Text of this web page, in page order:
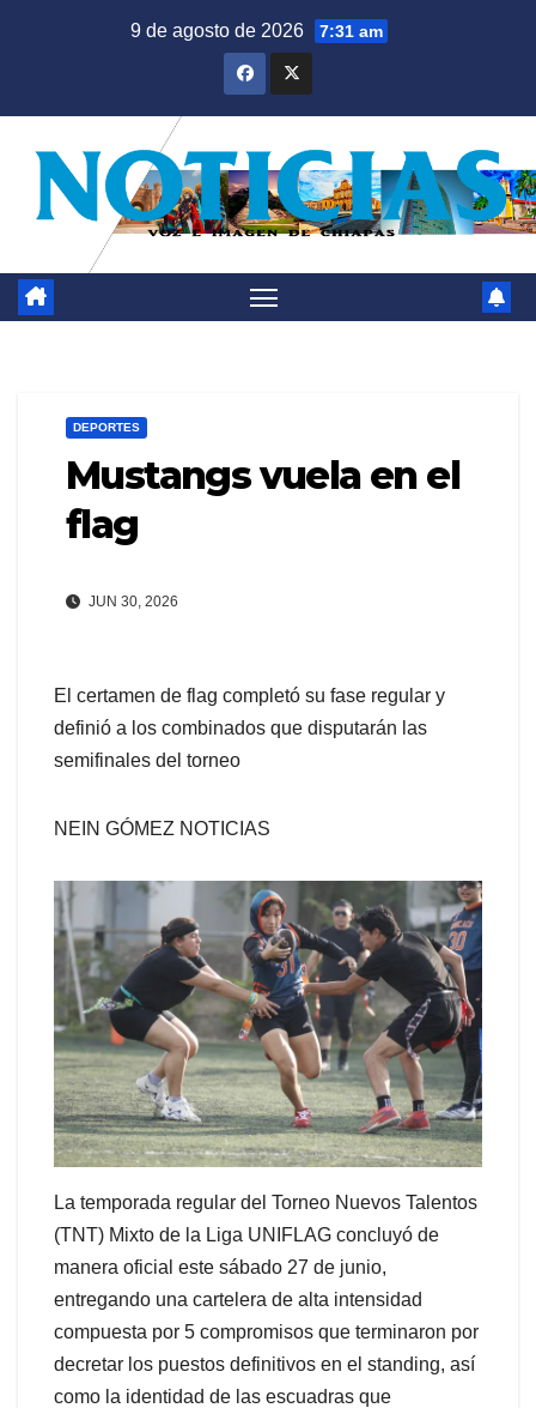
9 de agosto de 2026 7:31 am
DEPORTES
Mustangs vuela en el
flag
JUN 30, 2026
El certamen de flag completó su fase regular y
definió a los combinados que disputarán las
semifinales del torneo
NEIN GÓMEZ NOTICIAS
La temporada regular del Torneo Nuevos Talentos
(TNT) Mixto de la Liga UNIFLAG concluyó de
manera oficial este sábado 27 de junio,
entregando una cartelera de alta intensidad
compuesta por 5 compromisos que terminaron por
decretar los puestos definitivos en el standing, así
como la identidad de las escuadras que